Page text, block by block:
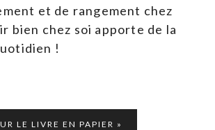
et de rangement chez
bien chez soi apporte de la
!
LE LIVRE EN PAPIER »